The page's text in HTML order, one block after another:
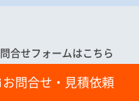
合せフォームはこちら
お問合せ・見積依頼